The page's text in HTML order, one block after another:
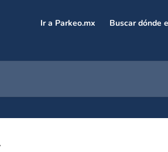
Ir a Parkeo.mx Buscar dónde